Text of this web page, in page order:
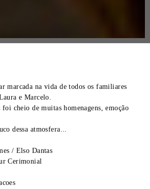
marcada na vida de todos os familiares
e Marcelo.
cheio de muitas homenagens, emoção
dessa atmosfera...
/ Elso Dantas
Cerimonial